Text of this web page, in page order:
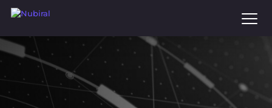
main